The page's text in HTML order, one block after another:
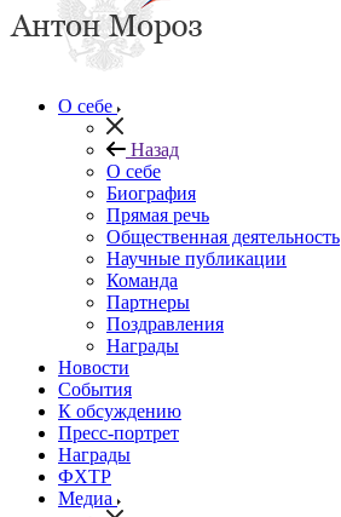
О себе
Назад
О себе
Биография
Прямая речь
Общественная деятельность
Научные публикации
Команда
Партнеры
Поздравления
Награды
Новости
События
К обсуждению
Пресс-портрет
Награды
ФХТР
Медиа